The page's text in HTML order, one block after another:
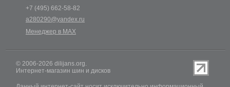
+7 (495) 662-58-82
a280290@yandex.ru
Менеджер в MAX
© 2006-2026 dilijans.org.
Интернет-магазин шин и дисков